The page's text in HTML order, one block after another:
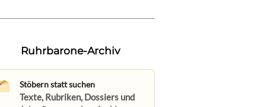
Ruhrbarone-Archiv
Stöbern statt suchen
Texte, Rubriken, Dossiers und